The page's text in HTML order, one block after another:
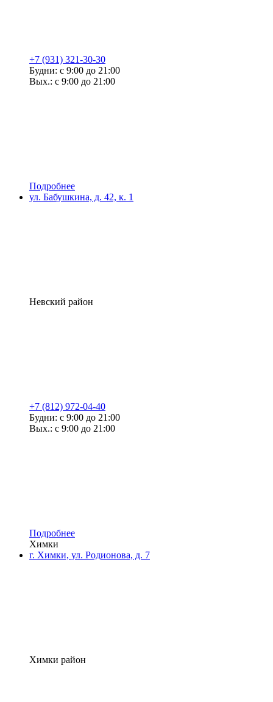
+7 (931) 321-30-30
Будни: с 9:00 до 21:00
Вых.: с 9:00 до 21:00
Подробнее
ул. Бабушкина, д. 42, к. 1
Невский район
+7 (812) 972-04-40
Будни: с 9:00 до 21:00
Вых.: с 9:00 до 21:00
Подробнее
Химки
г. Химки, ул. Родионова, д. 7
Химки район